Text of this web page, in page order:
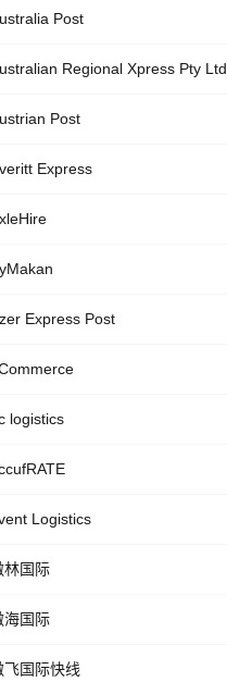
Post
Regional Xpress Pty Ltd
Post
Express
Express Post
logistics
Logistics
林国际
海国际
飞国际快线